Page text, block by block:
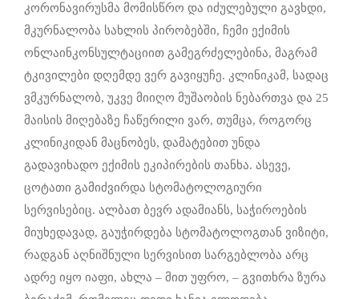
კორონავირუსმა მომისწრო და იძულებული გავხდი,
მკურნალობა სახლის პირობებში, ჩემი ექიმის
ონლაინკონსულტაციით გამეგრძელებინა, მაგრამ
ტკივილები დღემდე ვერ გავიყუჩე. კლინიკამ, სადაც
ვმკურნალობ, უკვე მიიღო მუშაობის ნებართვა და 25
მაისის მიღებაზე ჩაწერილი ვარ, თუმცა, როგორც
კლინიკიდან მაცნობეს, დამატებით უნდა
გადავიხადო ექიმის ეკიპირების თანხა. ასევე,
ცოტათი გამიძვირდა სტომატოლოგიური
სერვისებიც. ალბათ ბევრ ადამიანს, საჭიროების
მიუხედავად, გაუჭირდება სტომატოლოგთან ვიზიტი,
რადგან აღნიშნული სერვისით სარგებლობა არც
ადრე იყო იაფი, ახლა – მით უფრო, – გვითხრა ზურა